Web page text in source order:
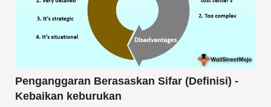
Penganggaran Berasaskan Sifar (Definisi) -
Kebaikan keburukan